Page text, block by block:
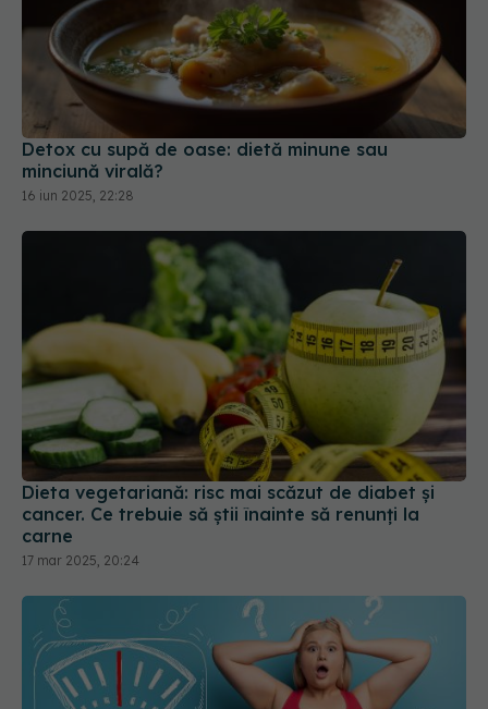
Detox cu supă de oase: dietă minune sau
minciună virală?
16 iun 2025, 22:28
Dieta vegetariană: risc mai scăzut de diabet și
cancer. Ce trebuie să știi înainte să renunți la
carne
17 mar 2025, 20:24